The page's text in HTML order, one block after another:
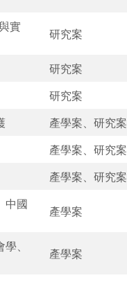
實
研究案
研究案
研究案
產學案、研究案
產學案、研究案
產學案、研究案
中國
產學案
、
產學案